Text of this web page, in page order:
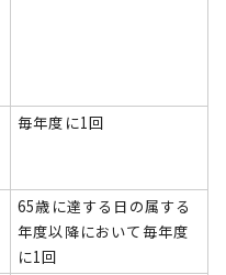
毎年度に1回
65歳に達する日の属する
年度以降において毎年度
に1回